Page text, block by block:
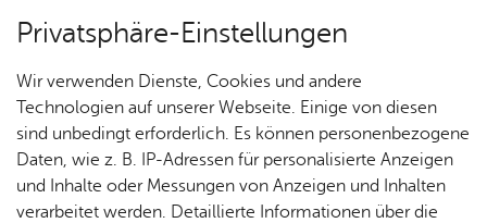
Über­sicht Bür­ger & Stadt
Dienst­leis­tun­gen A–Z
Vor­le­sen
Privatsphäre-Einstellungen
Wir verwenden Dienste, Cookies und andere
Technologien auf unserer Webseite. Einige von diesen
sind unbedingt erforderlich. Es können personenbezogene
Daten, wie z. B. IP-Adressen für personalisierte Anzeigen
und Inhalte oder Messungen von Anzeigen und Inhalten
verarbeitet werden. Detaillierte Informationen über die